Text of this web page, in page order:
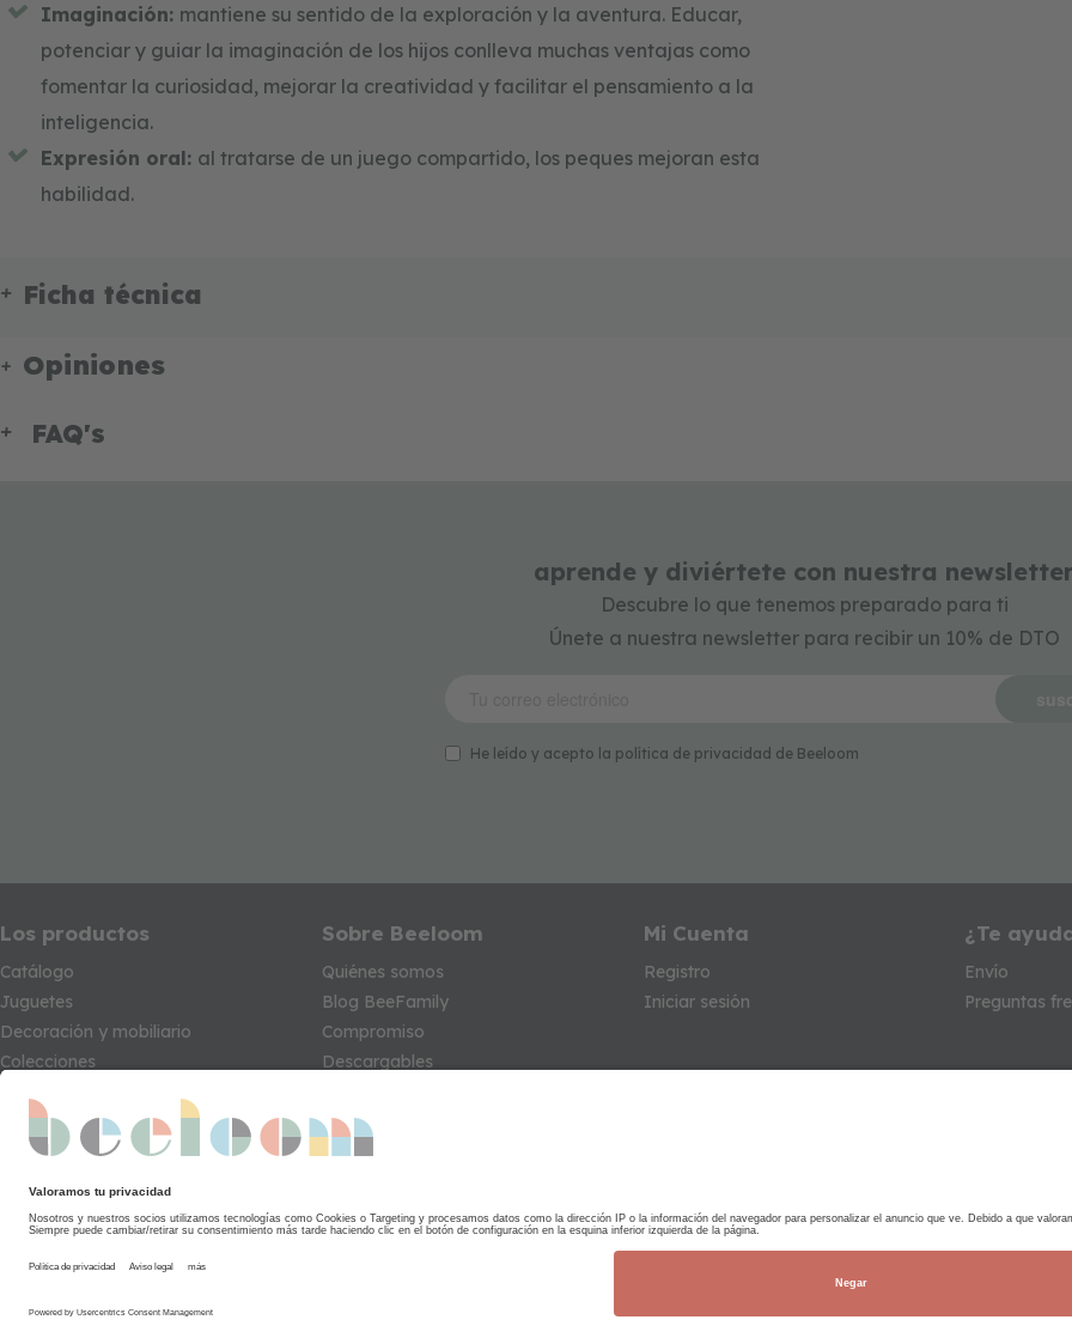
Imaginación: mantiene su sentido de la exploración y la aventura. Educar,
potenciar y guiar la imaginación de los hijos conlleva muchas ventajas como
fomentar la curiosidad, mejorar la creatividad y facilitar el pensamiento a la
inteligencia.
Expresión oral: al tratarse de un juego compartido, los peques mejoran esta
habilidad.
Ficha técnica
Opiniones
FAQ's
aprende y diviértete con nuestra
Descubre lo que tenemos preparado para ti
Únete a nuestra newsletter para recibir un 10% de DTO
He leído y acepto la política de privacidad de Beeloom
Los productos
Catálogo
Juguetes
Decoración y mobiliario
Colecciones
Sobre Beeloom
Quiénes somos
Blog BeeFamily
Compromiso
Descargables
Mi Cuenta
Registro
Iniciar sesión
¿Te
Envío
Preguntas
Síguenos
Bases legales
Marca especialista deBeself Brands